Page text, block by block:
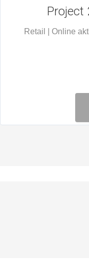
Project
Retail | Online